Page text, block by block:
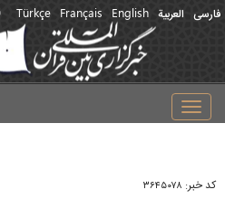
فارسی العربیة English
Français
Türkçe
Toggle
navigation
کد خبر: ۳۶۴۵۰۷۸